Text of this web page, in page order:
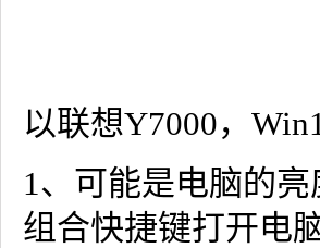
以联想Y7000，
1、可能是电脑的
组合快捷键打开电